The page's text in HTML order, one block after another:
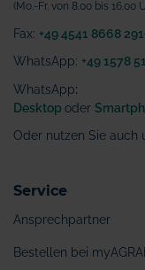
(Mo.-Fr. von 8.00 bis 16.00
Fax: +49 4541 8668
WhatsApp: +49 1578
WhatsApp:
Desktop oder
Oder nutzen Sie auch
Service
Ansprechpartner
Bestellen bei